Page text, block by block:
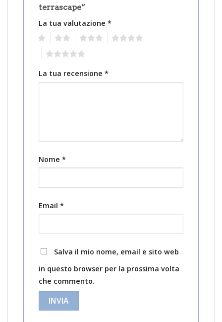
terrascape”
La tua valutazione *
La tua recensione *
Nome *
Email *
Salva il mio nome, email e sito web
in questo browser per la prossima volta
che commento.